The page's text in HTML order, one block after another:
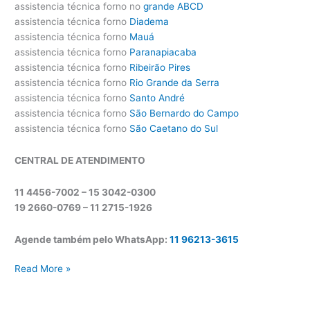
assistencia técnica forno nogrande ABCD
assistencia técnica forno Diadema
assistencia técnica forno Mauá
assistencia técnica forno Paranapiacaba
assistencia técnica forno Ribeirão Pires
assistencia técnica forno Rio Grande da Serra
assistencia técnica forno Santo André
assistencia técnica forno São Bernardo do Campo
assistencia técnica forno São Caetano do Sul
CENTRAL DE ATENDIMENTO
11 4456-7002 – 15 3042-0300
19 2660-0769 –11 2715-1926
Agende também pelo WhatsApp:11 96213-3615
A
Read More »